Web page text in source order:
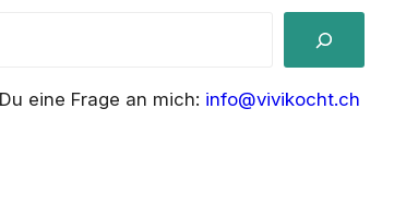
eine Frage an mich: info@vivikocht.ch